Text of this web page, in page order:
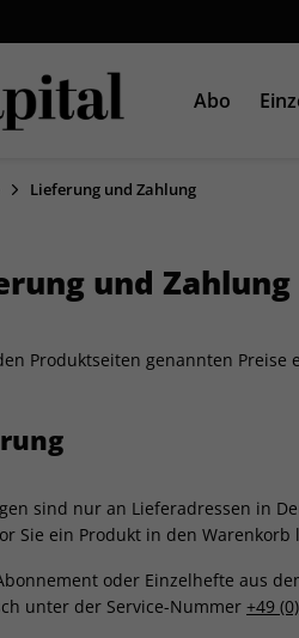
Abo
Lieferung und Zahlung
und Zahlung
Produktseiten genannten
sind nur an Lieferadressen in
Sie ein Produkt in den Warenkorb
oder Einzelhefte aus
unter der Service-Nummer +49